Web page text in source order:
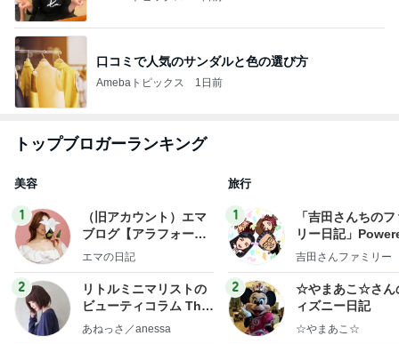
口コミで人気のサンダルと色の選び方
Amebaトピックス 1日前
トップブロガーランキング
美容
1
（旧アカウント）エマ
ブログ【アラフォー会
社売却セカンドライ
エマの日記
2
リトルミニマリストの
ビューティコラム The
little minimalist's bea
あねっさ／anessa
旅行
1
「吉田さんちの
リー日記」
y Ameba 吉田さ
ログ
吉田さんファミリー
2
☆やまあこ☆さん
ィズニー日記
☆やまあこ☆